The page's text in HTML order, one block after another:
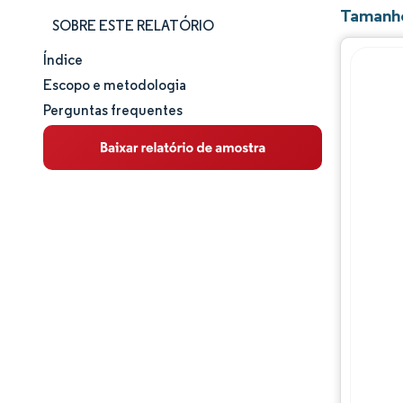
SOBRE ESTE RELATÓRIO
Tamanho e participação de mercado
Análise de mercado
Tendências e insights
Índice
Escopo e metodologia
Perguntas frequentes